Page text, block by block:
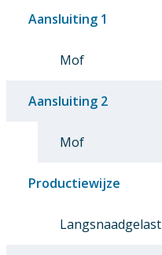
Aansluiting 1
Mof
Aansluiting 2
Mof
Productiewijze
Langsnaadgelast